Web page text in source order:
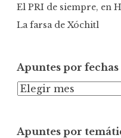
El PRI de siempre, en
La farsa de Xóchitl
Apuntes por fechas
A
n
Apuntes por